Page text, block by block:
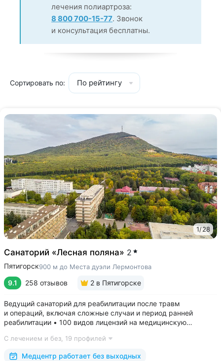
лечения полиартроза:
8 800 700-15-77. Звонок
и консультация бесплатны.
Сортировать по: По рейтингу
1/28
Санаторий «Лесная поляна» 2
Пятигорск900 м до Места дуэли Лермонтова
9.1 258 отзывов 2 в Пятигорске
Ведущий санаторий для реабилитации после травм
и операций, включая сложные случаи и период ранней
реабилитации • 100 видов лицензий на медицинскую
Доступная среда для гостей на колясках: в номерах,
на территории, в столовой • Расположен...
С лечением и без, 19 профилей
Медцентр работает без выходных